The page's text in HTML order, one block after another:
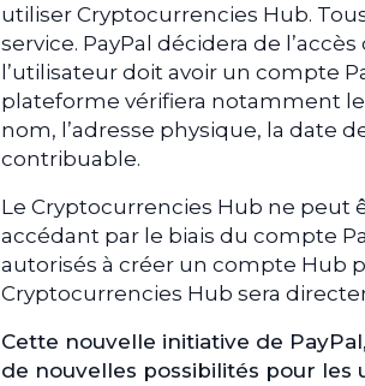
utiliser Cryptocurrencies Hub.
service. PayPal décidera de
l’utilisateur doit avoir un compte
plateforme vérifiera notamment
nom, l’adresse physique, la date
contribuable.
Le Cryptocurrencies Hub ne peut
accédant par le biais du compte
autorisés à créer un compte Hub
Cryptocurrencies Hub sera
Cette nouvelle initiative de
de nouvelles possibilités pour les